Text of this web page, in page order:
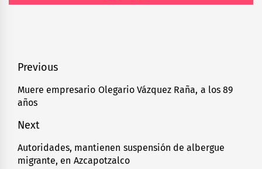
Navegación
de
entradas
Previous
Previous
post:
Muere empresario Olegario Vázquez Raña, a los 89
años
Next
Next
post:
Autoridades, mantienen suspensión de albergue
migrante, en Azcapotzalco